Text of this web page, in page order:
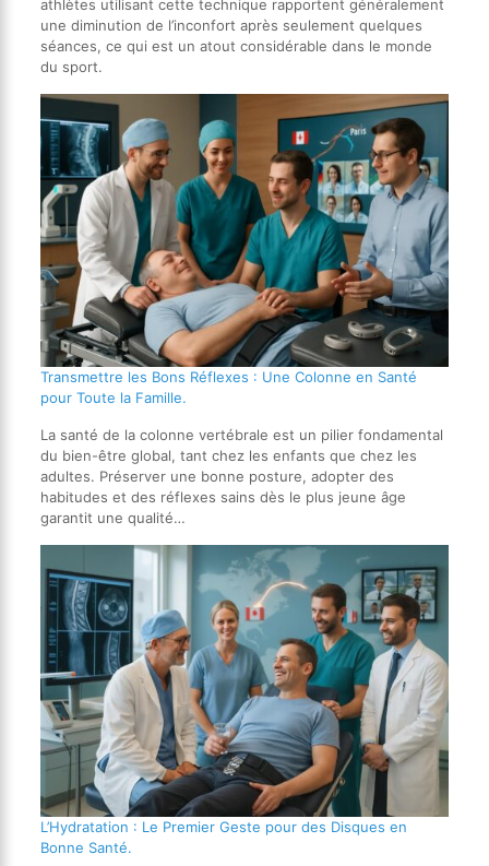
athlètes utilisant cette technique rapportent généralement
une diminution de l’inconfort après seulement quelques
séances, ce qui est un atout considérable dans le monde
du sport.
Transmettre les Bons Réflexes : Une Colonne en Santé
pour Toute la Famille.
La santé de la colonne vertébrale est un pilier fondamental
du bien-être global, tant chez les enfants que chez les
adultes. Préserver une bonne posture, adopter des
habitudes et des réflexes sains dès le plus jeune âge
garantit une qualité…
L’Hydratation : Le Premier Geste pour des Disques en
Bonne Santé.